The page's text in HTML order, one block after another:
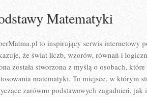
Matematyki
to inspirujący serwis internetowy
że świat liczb, wzorów, równań i
została stworzona z myślą o osobach,
matematyki. To miejsce, w którym
zarówno podstawowych zagadnień,